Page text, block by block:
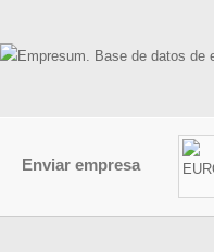
Enviar empresa